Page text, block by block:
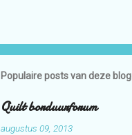
Populaire posts van deze blog
Quilt borduurforum
augustus 09, 2013